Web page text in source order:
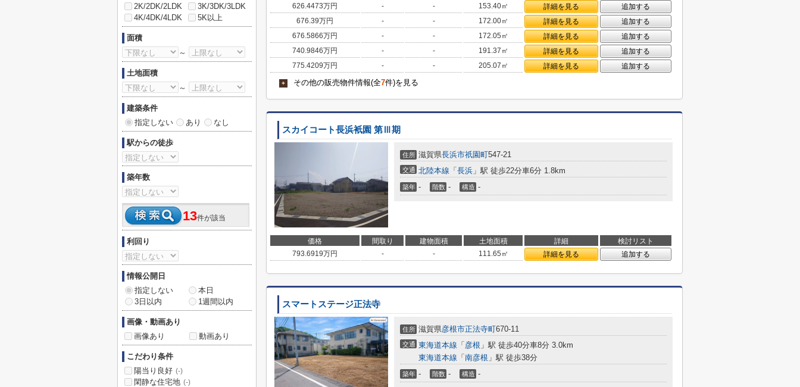
626.4473万円 - - 153.40㎡ 詳細を見る
追加する
676.39万円 - - 172.00㎡ 詳細を見る
追加する
676.5866万円 - - 172.05㎡ 詳細を見る
追加する
740.9846万円 - - 191.37㎡ 詳細を見る
追加する
775.4209万円 - - 205.07㎡ 詳細を見る 追加する
+ その他の販売物件情報(全7件)を見る
スカイコート長浜衹園 第Ⅲ期
住所 滋賀県長浜市祇園町547-21
交通 北陸本線 「 長浜 」駅 徒歩22分車6分 1.8km
築年 - 階数 - 構造 -
価格 間取り 建物面積 土地面積 詳細
検討リスト
793.6919万円 - - 111.65㎡ 詳細を見る 追加する
スマートステージ正法寺
住所 滋賀県彦根市正法寺町670-11
交通 東海道本線 「 彦根 」駅 徒歩40分車8分 3.0km
東海道本線 「 南彦根 」駅 徒歩38分
築年 - 階数 - 構造 -
2K/2DK/2LDK
3K/3DK/3LDK
4K/4DK/4LDK
5K以上
面積
～
土地面積
～
建築条件
指定しない
あり なし
駅からの徒歩
築年数
13件が該当
利回り
情報公開日
指定しない
本日
3日以内
1週間以内
画像・動画あり
画像あり
動画あり
こだわり条件
陽当り良好 (-)
閑静な住宅地 (-)